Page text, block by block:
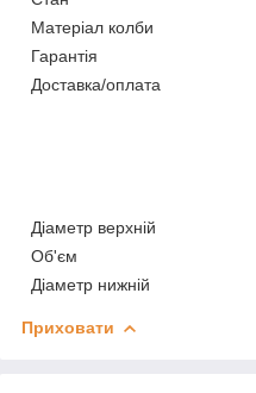
Матеріал колби
Гарантія
Доставка/оплата
Діаметр верхній
Об'єм
Діаметр нижній
Приховати